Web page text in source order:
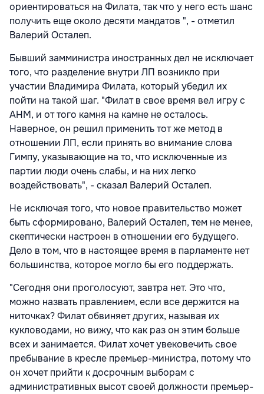
ориентироваться на Филата, так что у него есть шанс
получить еще около десяти мандатов ", - отметил
Валерий Осталеп.
Бывший замминистра иностранных дел не исключает
того, что разделение внутри ЛП возникло при
участии Владимира Филата, который убедил их
пойти на такой шаг. "Филат в свое время вел игру с
АНМ, и от того камня на камне не осталось.
Наверное, он решил применить тот же метод в
отношении ЛП, если принять во внимание слова
Гимпу, указывающие на то, что исключенные из
партии люди очень слабы, и на них легко
воздействовать", - сказал Валерий Осталеп.
Не исключая того, что новое правительство может
быть сформировано, Валерий Осталеп, тем не менее,
скептически настроен в отношении его будущего.
Дело в том, что в настоящее время в парламенте нет
большинства, которое могло бы его поддержать.
"Сегодня они проголосуют, завтра нет. Это что,
можно назвать правлением, если все держится на
ниточках? Филат обвиняет других, называя их
кукловодами, но вижу, что как раз он этим больше
всех и занимается. Филат хочет увековечить свое
пребывание в кресле премьер-министра, потому что
он хочет прийти к досрочным выборам с
административных высот своей должности премьер-